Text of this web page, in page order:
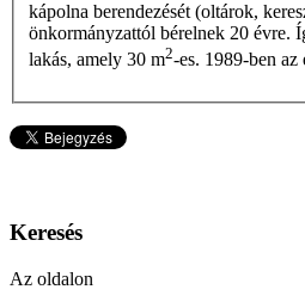
kápolna berendezését (oltárok,
önkormányzattól bérelnek 20 évre.
lakás, amely 30 m2-es. 1989-ben
Keresés
Az oldalon